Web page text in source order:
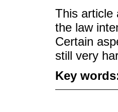
This article
the law
Certain
still very
Key